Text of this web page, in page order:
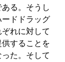
る。そうし
ドドラッグ
れに対して
することを
た。そして